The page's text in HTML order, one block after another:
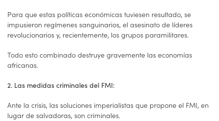
Para que estas políticas económicas tuviesen resultado, se
impusieron regímenes sanguinarios, el asesinato de líderes
revolucionarios y, recientemente, los grupos paramilitares.
Todo esto combinado destruye gravemente las economías
africanas.
2. Las medidas criminales del FMI:
Ante la crisis, las soluciones imperialistas que propone el FMI, en
lugar de salvadoras, son criminales.